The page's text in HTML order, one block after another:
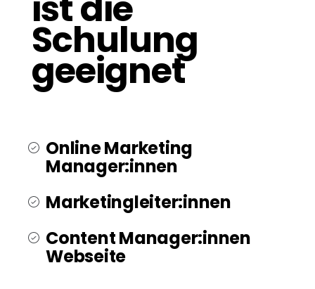
Schulung
geeignet
Online Marketing
Manager:innen
Marketingleiter:innen
Content Manager:innen
Webseite